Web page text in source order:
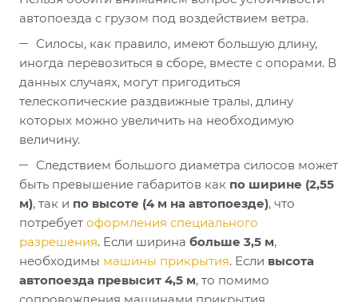
автопоезда с грузом под воздействием ветра.
Силосы, как правило, имеют большую длину,
иногда перевозиться в сборе, вместе с опорами. В
данных случаях, могут пригодиться
телескопические раздвижные тралы, длину
которых можно увеличить на необходимую
величину.
Следствием большого диаметра силосов может
быть превышение габаритов как по ширине (2,55
м), так и по высоте (4 м на автопоезде), что
потребует оформления специального
разрешения. Если ширина больше 3,5 м,
необходимы машины прикрытия. Если высота
автопоезда превысит 4,5 м, то помимо